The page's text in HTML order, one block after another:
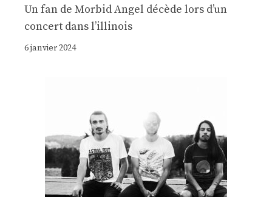
Un fan de Morbid Angel décède lors d’un
concert dans l’illinois
6 janvier 2024